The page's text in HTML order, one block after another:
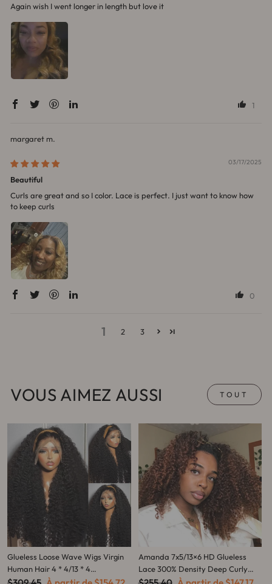
Again wish I went longer in length but love it
1
margaret m.
03/17/2025
Beautiful
Curls are great and so I color. Lace is perfect. I just want to know how
to keep curls
0
1 2 3
VOUS AIMEZ AUSSI TOUT
Glueless Loose Wave Wigs Virgin
Human Hair 4 * 4/13 * 4
Transparent HD Lace Front Wig
Amanda 7x5/13×6 HD Glueless
Lace 300% Density Deep Curly
Wig | Ombre Brown & Dark